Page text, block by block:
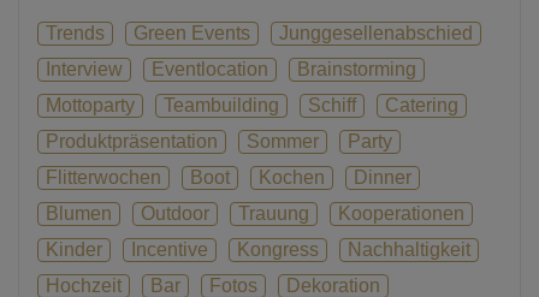
Trends Green Events
Junggesellenabschied
Interview
Eventlocation
Brainstorming
Mottoparty
Teambuilding Schiff
Catering
Produktpräsentation
Sommer
Party
Flitterwochen
Boot Kochen
Dinner
Blumen
Outdoor Trauung
Kooperationen
Kinder
Incentive Kongress
Nachhaltigkeit
Hochzeit
Bar Fotos
Dekoration